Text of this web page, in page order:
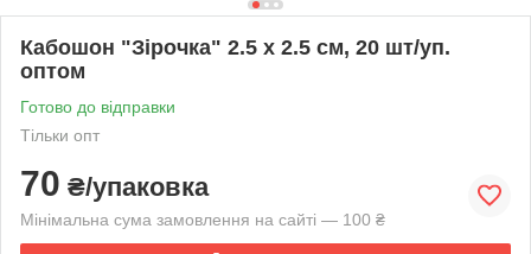
Кабошон "Зірочка" 2.5 х 2.5 см, 20 шт/уп.
оптом
Готово до відправки
Тільки опт
70 ₴/упаковка
Мінімальна сума замовлення на сайті — 100 ₴